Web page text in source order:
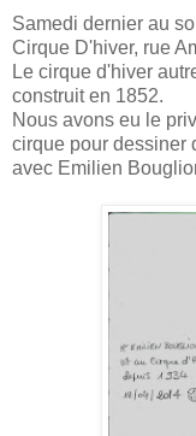
Samedi dernier au
Cirque D'hiver, rue
Le cirque d'hiver
construit en 1852.
Nous avons eu le
cirque pour dessiner
avec Emilien